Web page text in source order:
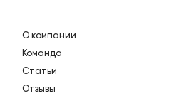
О компании
Команда
Статьи
Отзывы